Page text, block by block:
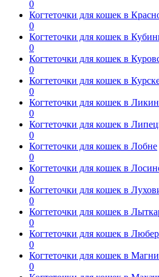
0
Когтеточки для кошек в
0
Когтеточки для кошек в
0
Когтеточки для кошек в
0
Когтеточки для кошек в
0
Когтеточки для кошек в
0
Когтеточки для кошек в
0
Когтеточки для кошек в Лобне
0
Когтеточки для кошек в
0
Когтеточки для кошек в
0
Когтеточки для кошек в
0
Когтеточки для кошек в
0
Когтеточки для кошек в
0